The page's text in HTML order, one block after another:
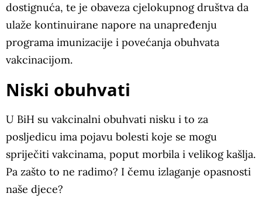
dostignuća, te je obaveza cjelokupnog društva da
ulaže kontinuirane napore na unapređenju
programa imunizacije i povećanja obuhvata
vakcinacijom.
Niski obuhvati
U BiH su vakcinalni obuhvati nisku i to za
posljedicu ima pojavu bolesti koje se mogu
spriječiti vakcinama, poput morbila i velikog kašlja.
Pa zašto to ne radimo? I čemu izlaganje opasnosti
naše djece?